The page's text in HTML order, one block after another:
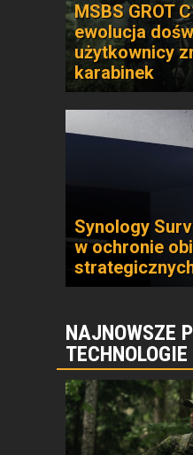
MSBS GROT
ewolucja
użytkownicy
karabinek
Synology
w ochronie
NAJNOWSZE
TECHNOLOGIE